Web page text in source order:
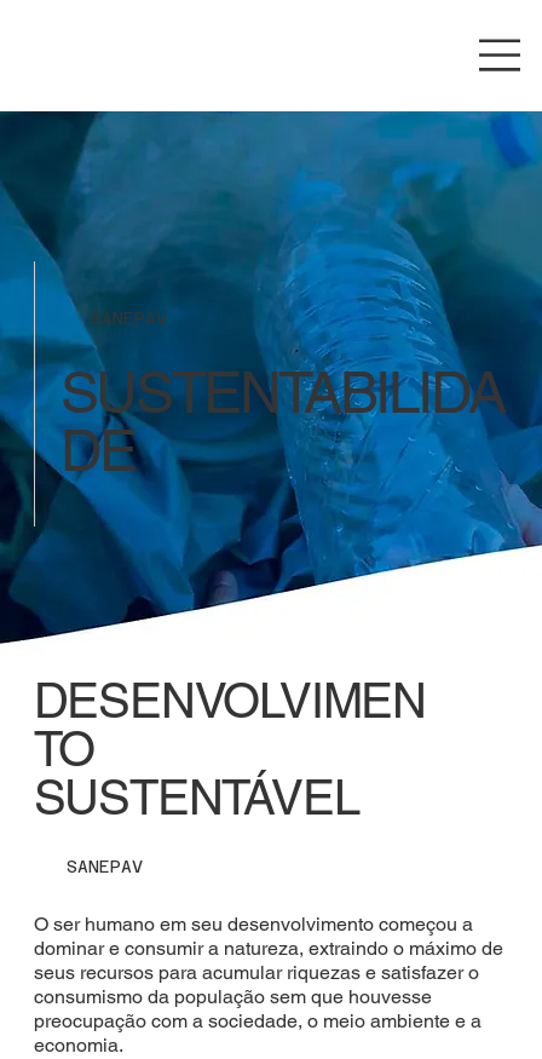
SANEPAV
SUSTENTABILIDA
DE
DESENVOLVIMEN
TO
SUSTENTÁVEL
SANEPAV
O ser humano em seu desenvolvimento começou a
dominar e consumir a natureza, extraindo o máximo de
seus recursos para acumular riquezas e satisfazer o
consumismo da população sem que houvesse
preocupação com a sociedade, o meio ambiente e a
economia.